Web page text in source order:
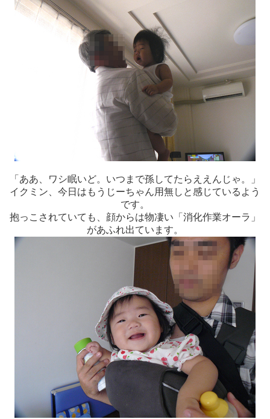
「ああ、ワシ眠いど。いつまで孫してたらええんじゃ。」
イクミン、今日はもうじーちゃん用無しと感じているよう
です。
抱っこされていても、顔からは物凄い「消化作業オーラ」
があふれ出ています。